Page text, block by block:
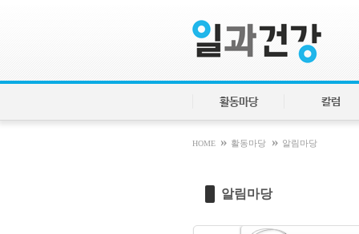
활동마당 칼럼
HOME » 활동마당 » 알림마당
알림마당